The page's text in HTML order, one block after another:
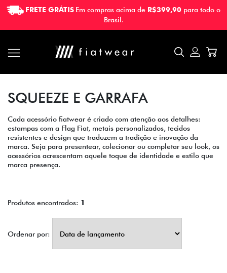
FRETE GRÁTIS Em compras acima de R$399,90 para todo o
Brasil.
FRETE GRÁTIS Em compras acima de R$399,90 para todo o
Brasil.
SQUEEZE E GARRAFA
Cada acessório fiatwear é criado com atenção aos detalhes:
estampas com a Flag Fiat, metais personalizados, tecidos
resistentes e design que traduzem a tradição e inovação da
marca. Seja para presentear, colecionar ou completar seu look, os
acessórios acrescentam aquele toque de identidade e estilo que
marca presença.
Produtos encontrados: 1
Ordenar por: